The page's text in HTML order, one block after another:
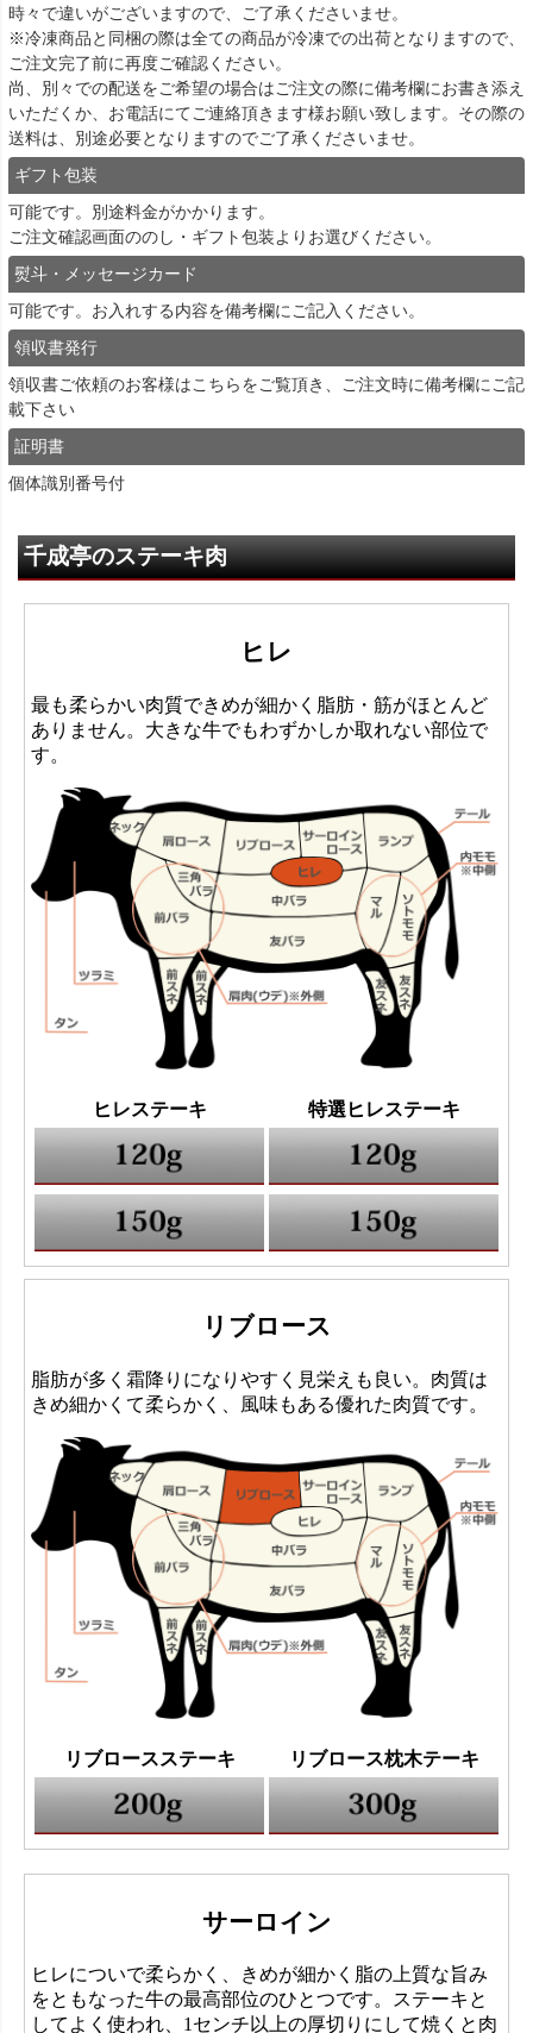
時々で違いがございますので、ご了承くださいませ。
※冷凍商品と同梱の際は全ての商品が冷凍での出荷となりますので、
ご注文完了前に再度ご確認ください。
尚、別々での配送をご希望の場合はご注文の際に備考欄にお書き添え
いただくか、お電話にてご連絡頂きます様お願い致します。その際の
送料は、別途必要となりますのでご了承くださいませ。
ギフト包装
可能です。別途料金がかかります。
ご注文確認画面ののし・ギフト包装よりお選びください。
熨斗・メッセージカード
可能です。お入れする内容を備考欄にご記入ください。
領収書発行
領収書ご依頼のお客様はこちらをご覧頂き、ご注文時に備考欄にご記
載下さい
証明書
個体識別番号付